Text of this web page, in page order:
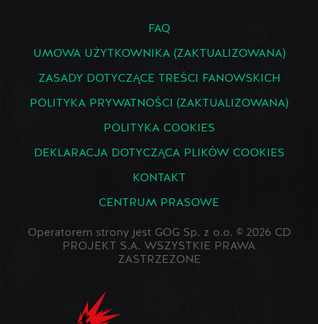
FAQ
UMOWA UŻYTKOWNIKA (ZAKTUALIZOWANA)
ZASADY DOTYCZĄCE TREŚCI FANOWSKICH
POLITYKA PRYWATNOŚCI (ZAKTUALIZOWANA)
POLITYKA COOKIES
DEKLARACJA DOTYCZĄCA PLIKÓW COOKIES
KONTAKT
CENTRUM PRASOWE
Operatorem strony jest GOG Sp. z o.o. © 2026 CD
PROJEKT S.A. WSZYSTKIE PRAWA
ZASTRZEŻONE